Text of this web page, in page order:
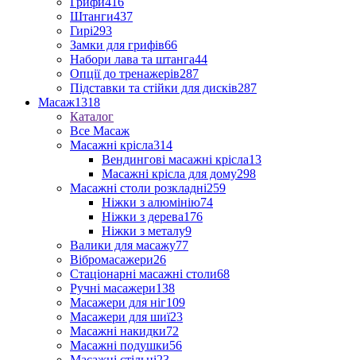
Штанги437
Гирі293
Замки для грифів66
Набори лава та штанга44
Опції до тренажерів287
Підставки та стійки для дисків287
Масаж1318
Каталог
Все Масаж
Масажні крісла314
Вендингові масажні крісла13
Масажні крісла для дому298
Масажні столи розкладні259
Ніжки з алюмінію74
Ніжки з дерева176
Ніжки з металу9
Валики для масажу77
Вібромасажери26
Стаціонарні масажні столи68
Ручні масажери138
Масажери для ніг109
Масажери для шиї23
Масажні накидки72
Масажні подушки56